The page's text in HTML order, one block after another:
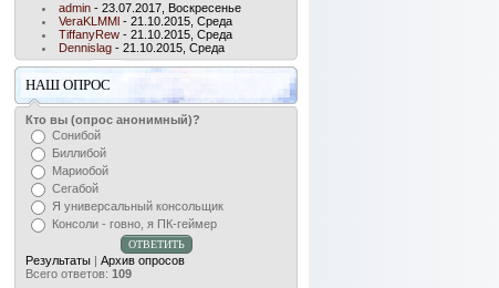
admin - 23.07.2017, Воскресенье
VeraKLMMl - 21.10.2015, Среда
TiffanyRew - 21.10.2015, Среда
Dennislag - 21.10.2015, Среда
НАШ ОПРОС
Кто вы (опрос анонимный)?
Сонибой
Биллибой
Мариобой
Сегабой
Я универсальный консольщик
Консоли - говно, я ПК-геймер
Результаты | Архив опросов
Всего ответов: 109